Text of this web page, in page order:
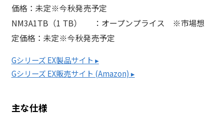
価格：未定※今秋発売予定
NM3A1TB（1 TB） ：オープンプライス ※市場想
定価格：未定※今秋発売予定
Gシリーズ EX製品サイト ▸
Gシリーズ EX販売サイト (Amazon) ▸
主な仕様